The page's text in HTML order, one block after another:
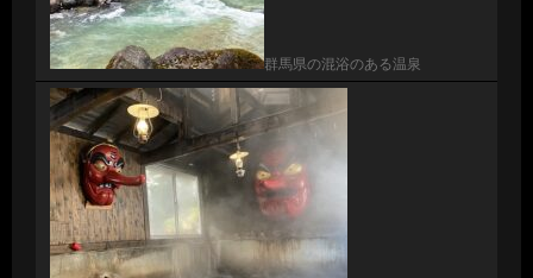
群馬県の混浴のある温泉